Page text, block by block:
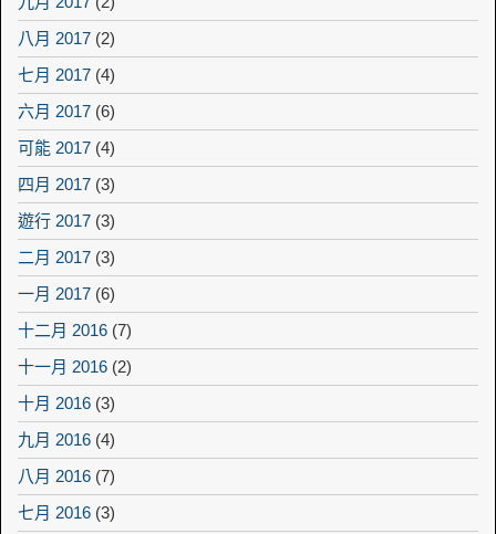
八月 2017 (2)
七月 2017 (4)
六月 2017 (6)
可能 2017 (4)
四月 2017 (3)
遊行 2017 (3)
二月 2017 (3)
一月 2017 (6)
十二月 2016 (7)
十一月 2016 (2)
十月 2016 (3)
九月 2016 (4)
八月 2016 (7)
七月 2016 (3)